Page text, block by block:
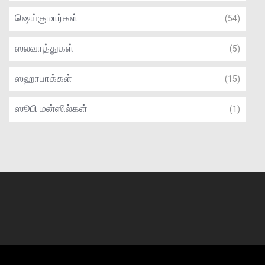
ஷெய்குமார்கள் (54)
ஸலவாத்துகள் (5)
ஸஹாபாக்கள் (15)
ஸூபி மன்ஸில்கள் (1)